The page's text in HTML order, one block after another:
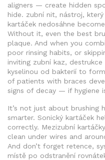
aligners — create hidden
hide. zubní nit, nástroj,
kartáček nedosáhne
Without it, even the best
plaque. And when you
poor rinsing habits, or
inviting zubní kaz, destrukce
kyselinou od bakterií to
of patients with braces
signs of decay — if hygiene
It’s not just about brushing
smarter. Sonický kartáček
correctly. Mezizubní
clean under wires and
And don’t forget retence,
místě po odstranění